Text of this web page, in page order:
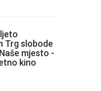
Trg slobode
mjesto -
kino